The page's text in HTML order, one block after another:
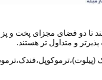
تا دو فضای مجزای پخت و پز
و متداول تر هستند.